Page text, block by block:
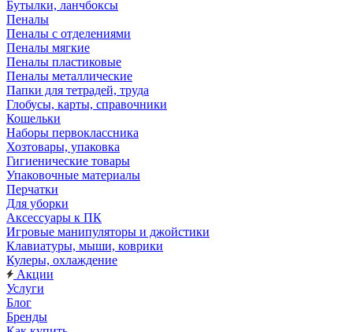
Бутылки, ланчбоксы
Пеналы
Пеналы с отделениями
Пеналы мягкие
Пеналы пластиковые
Пеналы металлические
Папки для тетрадей, труда
Глобусы, карты, справочники
Кошельки
Наборы первоклассника
Хозтовары, упаковка
Гигиенические товары
Упаковочные материалы
Перчатки
Для уборки
Аксессуары к ПК
Игровые манипуляторы и джойстики
Клавиатуры, мыши, коврики
Кулеры, охлаждение
Акции
Услуги
Блог
Бренды